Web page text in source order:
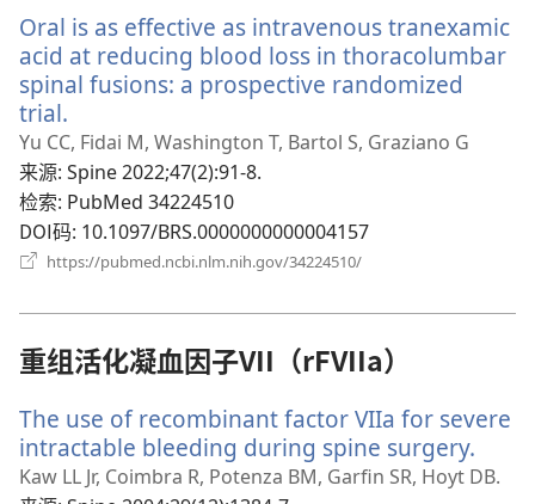
窗
口）
Oral is as effective as intravenous tranexamic
acid at reducing blood loss in thoracolumbar
spinal fusions: a prospective randomized
trial.
开
新
窗
口）
Yu CC, Fidai M, Washington T, Bartol S, Graziano G
来源‎: Spine 2022;47(2):91-8.
检索‎: PubMed 34224510
DOI码‎: 10.1097/BRS.0000000000004157
https://pubmed.ncbi.nlm.nih.gov/34224510/
口）
重组活化凝血因子VII（rFVIIa）
The use of recombinant factor VIIa for severe
intractable bleeding during spine surgery.
开
Kaw LL Jr, Coimbra R, Potenza BM, Garfin SR, Hoyt DB.